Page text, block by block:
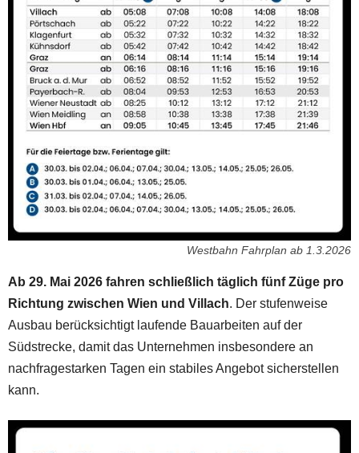
Westbahn Fahrplan ab 1.3.2026
Ab 29. Mai 2026 fahren schließlich täglich fünf Züge pro
Richtung zwischen Wien und Villach. Der stufenweise
Ausbau berücksichtigt laufende Bauarbeiten auf der
Südstrecke, damit das Unternehmen insbesondere an
nachfragestarken Tagen ein stabiles Angebot sicherstellen
kann.